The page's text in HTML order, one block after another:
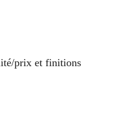
prix et finitions